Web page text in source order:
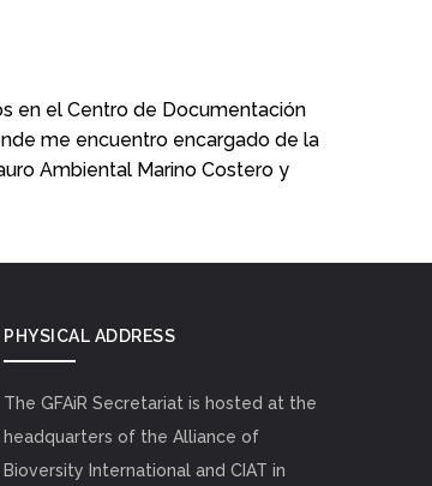
en el Centro de Documentación
me encuentro encargado de la
Ambiental Marino Costero y
PHYSICAL ADDRESS
The GFAiR Secretariat is hosted at the
headquarters of the Alliance of
Bioversity International and CIAT in